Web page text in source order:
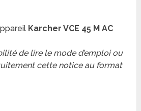
Karcher VCE 45 M AC
de lire le mode d’emploi ou
cette notice au format